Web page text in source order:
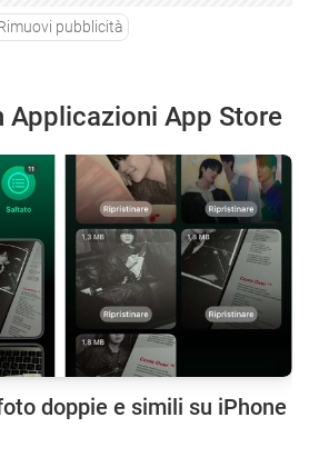
pubblicità
App Store
doppie e simili su iPhone